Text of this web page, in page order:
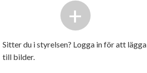
+
Sitter du i styrelsen? Logga in för att lägga
till bilder.